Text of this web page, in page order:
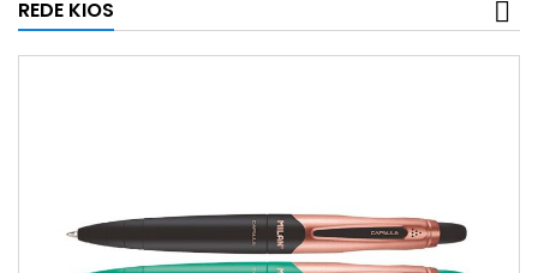
REDE KIOS